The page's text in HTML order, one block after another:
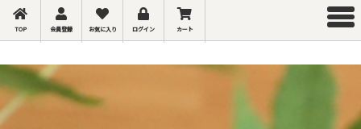
TOP 会員登録 お気に入り ログイン カート